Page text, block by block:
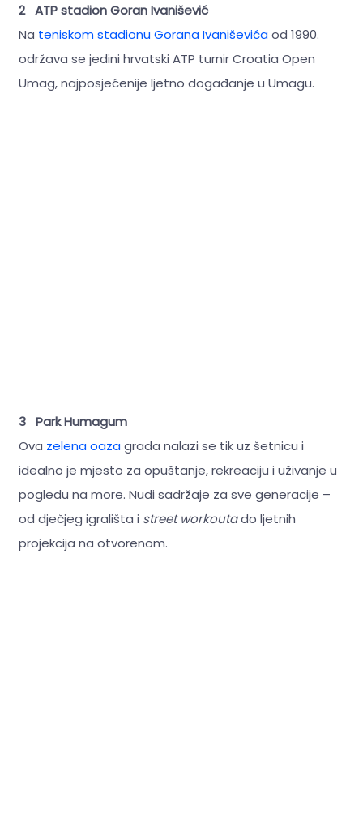
2 ATP stadion Goran Ivanišević
Na teniskom stadionu Gorana Ivaniševićaod 1990.
održava se jedini hrvatski ATP turnir Croatia Open
Umag, najposjećenije ljetno događanje u Umagu.
3 Park Humagum
Ova zelena oazagrada nalazi se tik uz šetnicu i
idealno je mjesto za opuštanje, rekreaciju i uživanje u
pogledu na more. Nudi sadržaje za sve generacije –
od dječjeg igrališta i street workoutado ljetnih
projekcija na otvorenom.